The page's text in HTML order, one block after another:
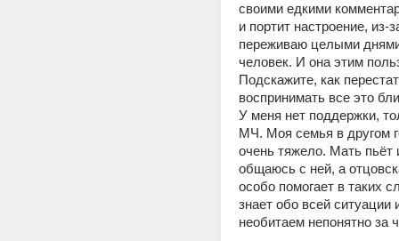
своими едкими
и портит настроение, из-
переживаю целыми
человек. И она этим
Подскажите, как
воспринимать все это
У меня нет поддержки,
МЧ. Моя семья в другом
очень тяжело. Мать пьёт
общаюсь с ней, а
особо помогает в таких
знает обо всей ситуации
необитаем непонятно за